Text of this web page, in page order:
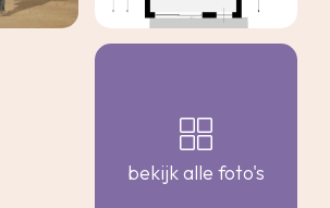
bekijk alle foto's